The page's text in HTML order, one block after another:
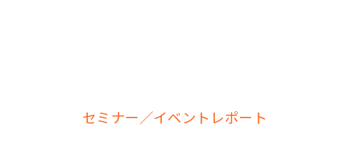
セミナー／イベントレポート